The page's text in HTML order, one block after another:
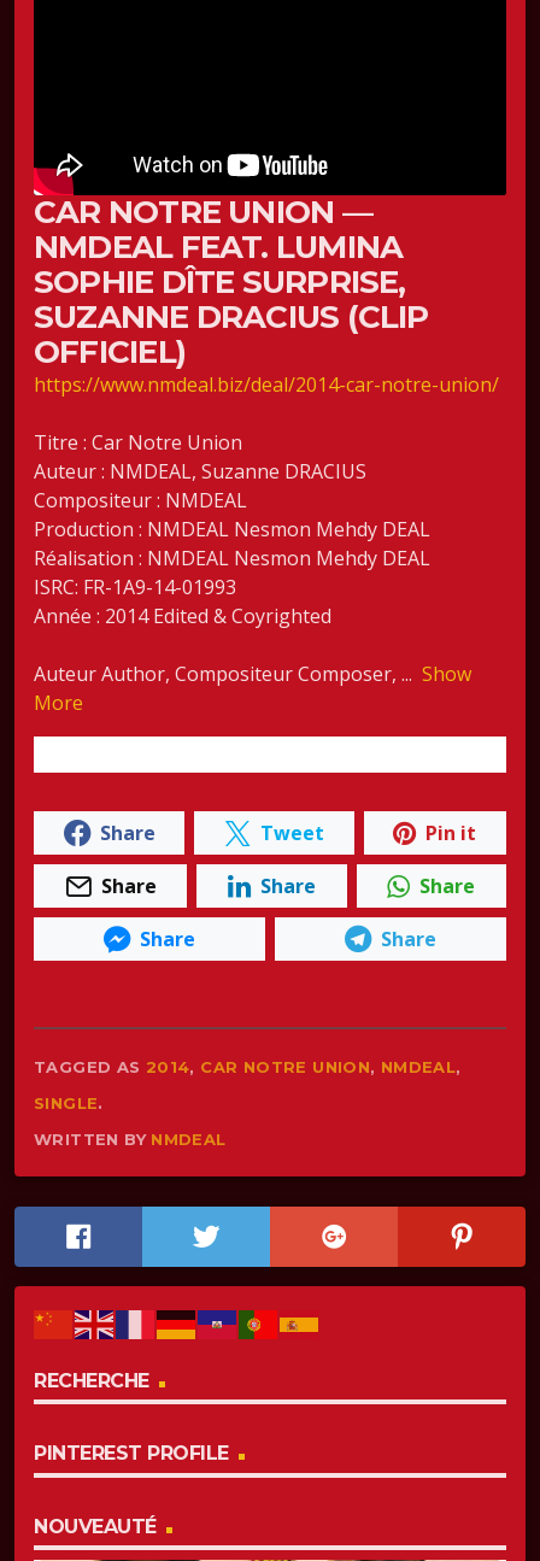
CAR NOTRE UNION —
NMDEAL FEAT. LUMINA
SOPHIE DÎTE SURPRISE,
SUZANNE DRACIUS (CLIP
OFFICIEL)
https://www.nmdeal.biz/deal/2014-car-notre-union/
Titre : Car Notre Union
Auteur : NMDEAL, Suzanne DRACIUS
Compositeur : NMDEAL
Production : NMDEAL Nesmon Mehdy DEAL
Réalisation : NMDEAL Nesmon Mehdy DEAL
ISRC: FR-1A9-14-01993
Année : 2014 Edited & Coyrighted
Auteur Author, Compositeur Composer, ... Show
More
Share Tweet
Pin it
Share
Share
Share
Share
Share
TAGGED AS 2014, CAR NOTRE UNION, NMDEAL,
SINGLE.
WRITTEN BY NMDEAL
RECHERCHE
PINTEREST PROFILE
NOUVEAUTÉ